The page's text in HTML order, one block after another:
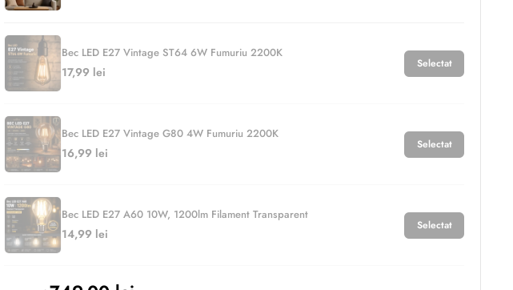
Bec LED E27 Vintage ST64 6W Fumuriu 2200K
17,99 lei
Selectat
Bec LED E27 Vintage G80 4W Fumuriu 2200K
16,99 lei
Selectat
Bec LED E27 A60 10W, 1200lm Filament Transparent
14,99 lei
Selectat